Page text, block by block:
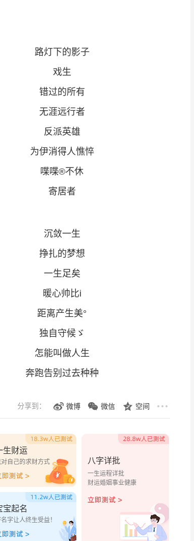
路灯下的影子
戏生
错过的所有
无涯远行者
反派英雄
为伊消得人憔悴
喋喋®不休
寄居者
沉敛一生
挣扎的梦想
一生足矣
暖心帅比i
距离产生美°
独自守候ゞ
怎能叫做人生
奔跑告别过去种种
分享到： 微博 微信 空间
生财运
自己的求财方式
宝起名
字让人终生受益！
八字详批
一生运程详批
财运婚姻事业健康